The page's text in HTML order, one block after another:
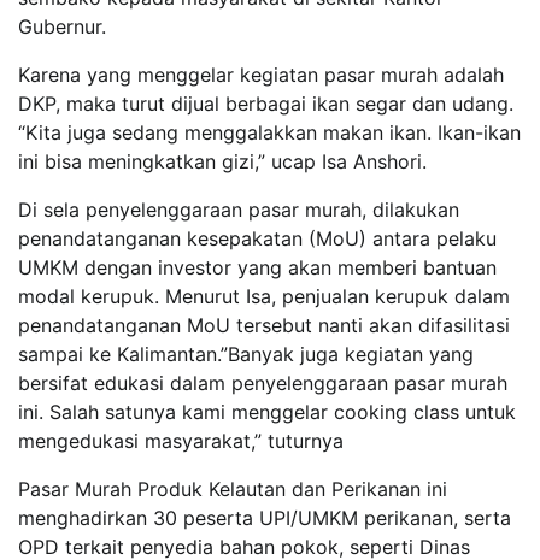
Gubernur.
Karena yang menggelar kegiatan pasar murah adalah
DKP, maka turut dijual berbagai ikan segar dan udang.
“Kita juga sedang menggalakkan makan ikan. Ikan-ikan
ini bisa meningkatkan gizi,” ucap Isa Anshori.
Di sela penyelenggaraan pasar murah, dilakukan
penandatanganan kesepakatan (MoU) antara pelaku
UMKM dengan investor yang akan memberi bantuan
modal kerupuk. Menurut Isa, penjualan kerupuk dalam
penandatanganan MoU tersebut nanti akan difasilitasi
sampai ke Kalimantan.”Banyak juga kegiatan yang
bersifat edukasi dalam penyelenggaraan pasar murah
ini. Salah satunya kami menggelar cooking class untuk
mengedukasi masyarakat,” tuturnya
Pasar Murah Produk Kelautan dan Perikanan ini
menghadirkan 30 peserta UPI/UMKM perikanan, serta
OPD terkait penyedia bahan pokok, seperti Dinas